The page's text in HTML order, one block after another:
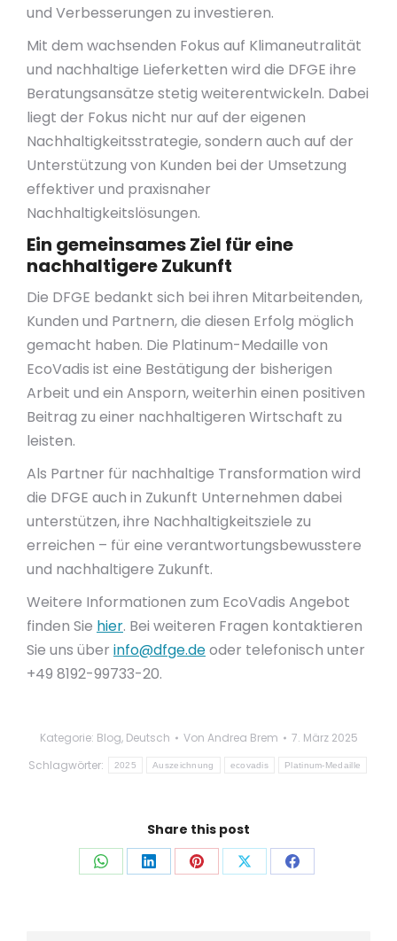
und Verbesserungen zu investieren.
Mit dem wachsenden Fokus auf Klimaneutralität
und nachhaltige Lieferketten wird die DFGE ihre
Beratungsansätze stetig weiterentwickeln. Dabei
liegt der Fokus nicht nur auf der eigenen
Nachhaltigkeitsstrategie, sondern auch auf der
Unterstützung von Kunden bei der Umsetzung
effektiver und praxisnaher
Nachhaltigkeitslösungen.
Ein gemeinsames Ziel für eine
nachhaltigere Zukunft
Die DFGE bedankt sich bei ihren Mitarbeitenden,
Kunden und Partnern, die diesen Erfolg möglich
gemacht haben. Die Platinum-Medaille von
EcoVadis ist eine Bestätigung der bisherigen
Arbeit und ein Ansporn, weiterhin einen positiven
Beitrag zu einer nachhaltigeren Wirtschaft zu
leisten.
Als Partner für nachhaltige Transformation wird
die DFGE auch in Zukunft Unternehmen dabei
unterstützen, ihre Nachhaltigkeitsziele zu
erreichen – für eine verantwortungsbewusstere
und nachhaltigere Zukunft.
Weitere Informationen zum EcoVadis Angebot
finden Sie hier. Bei weiteren Fragen kontaktieren
Sie uns über info@dfge.deoder telefonisch unter
+49 8192-99733-20.
Kategorie: Blog, Deutsch Von Andrea Brem
7. März 2025
Schlagwörter:
2025 Auszeichnung ecovadis Platinum-Medaille
Share this post
Auf
Auf
Auf
Auf
Auf